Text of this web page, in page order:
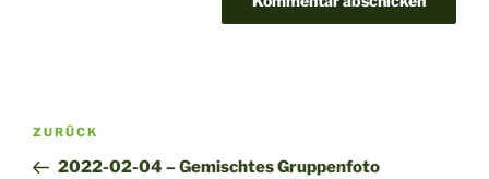
e
r
Beitragsnavigation
Vorheriger
Beitrag
ZURÜCK
2022-02-04 – Gemischtes Gruppenfoto